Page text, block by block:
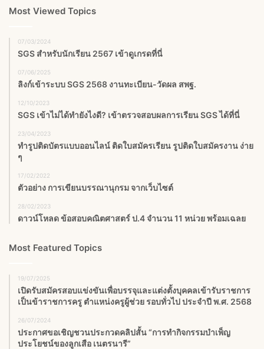
Most Viewed Topics
07/03/2024
SGS สําหรับนักเรียน 2567 เข้าดูเกรดที่นี่
07/06/2025
ลิงก์เข้าระบบ SGS 2568 งานทะเบียน-วัดผล สพฐ.
12/10/2023
SGS เข้าไม่ได้ทำยังไงดี? เข้าตรวจสอบผลการเรียน SGS ได้ที่นี่
23/04/2023
ทำรูปติดบัตรแบบออนไลน์ ติดใบสมัครเรียน รูปติดใบสมัครงาน ง่าย
ๆ
17/02/2022
ตัวอย่าง การเขียนบรรณานุกรม จากเว็บไซต์
28/02/2023
ดาวน์โหลด ข้อสอบคณิตศาสตร์ ป.4 จำนวน 11 หน่วย พร้อมเฉลย
Most Featured Topics
19/07/2025
เปิดรับสมัครสอบแข่งขันเพื่อบรรจุและแต่งตั้งบุคคลเข้ารับราชการ
เป็นข้าราชการครู ตำแหน่งครูผู้ช่วย รอบทั่วไป ประจำปี พ.ศ. 2568
26/07/2024
ประกาศขอเชิญชวนประกวดคลิปสั้น “การทำกิจกรรมบำเพ็ญ
ประโยชน์ของลูกเสือ เนตรนารี”